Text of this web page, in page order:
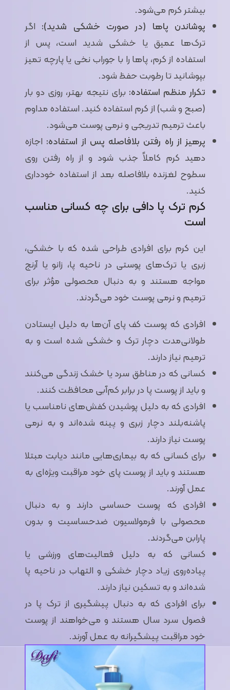
بیشتر کرم می‌شود.
پوشاندن پاها (در صورت خشکی شدید): اگر
ترک‌ها عمیق یا خشکی شدید است، پس از
استفاده از کرم، پاها را با جوراب نخی یا پارچه تمیز
بپوشانید تا رطوبت حفظ شود.
تکرار منظم استفاده: برای نتیجه بهتر، روزی دو بار
(صبح و شب) از کرم استفاده کنید. استفاده مداوم
باعث ترمیم تدریجی و نرمی پوست می‌شود.
پرهیز از راه رفتن بلافاصله پس از استفاده: اجازه
دهید کرم کاملاً جذب شود و از راه رفتن روی
سطوح لغزنده بلافاصله بعد از استفاده خودداری
کنید.
کرم ترک پا دافی برای چه کسانی مناسب
است
این کرم برای افرادی طراحی شده که با خشکی،
زبری یا ترک‌های پوستی در ناحیه پا، زانو یا آرنج
مواجه هستند و به دنبال محصولی مؤثر برای
ترمیم و نرمی پوست خود می‌گردند.
افرادی که پوست کف پای آن‌ها به دلیل ایستادن
طولانی‌مدت دچار ترک و خشکی شده است و به
ترمیم نیاز دارند.
کسانی که در مناطق سرد یا خشک زندگی می‌کنند
و باید از پوست پا در برابر کم‌آبی محافظت کنند.
افرادی که به دلیل پوشیدن کفش‌های نامناسب یا
پاشنه‌بلند دچار زبری و پینه شده‌اند و به نرمی
پوست نیاز دارند.
برای کسانی که به بیماری‌هایی مانند دیابت مبتلا
هستند و باید از پوست پای خود مراقبت ویژه‌ای به
عمل آورند.
افرادی که پوست حساسی دارند و به دنبال
محصولی با فرمولاسیون ضدحساسیت و بدون
پارابن می‌گردند.
کسانی که به دلیل فعالیت‌های ورزشی یا
پیاده‌روی زیاد دچار خشکی و التهاب در ناحیه پا
شده‌اند و به تسکین نیاز دارند.
برای افرادی که به دنبال پیشگیری از ترک پا در
فصول سرد سال هستند و می‌خواهند از پوست
خود مراقبت پیشگیرانه به عمل آورند.